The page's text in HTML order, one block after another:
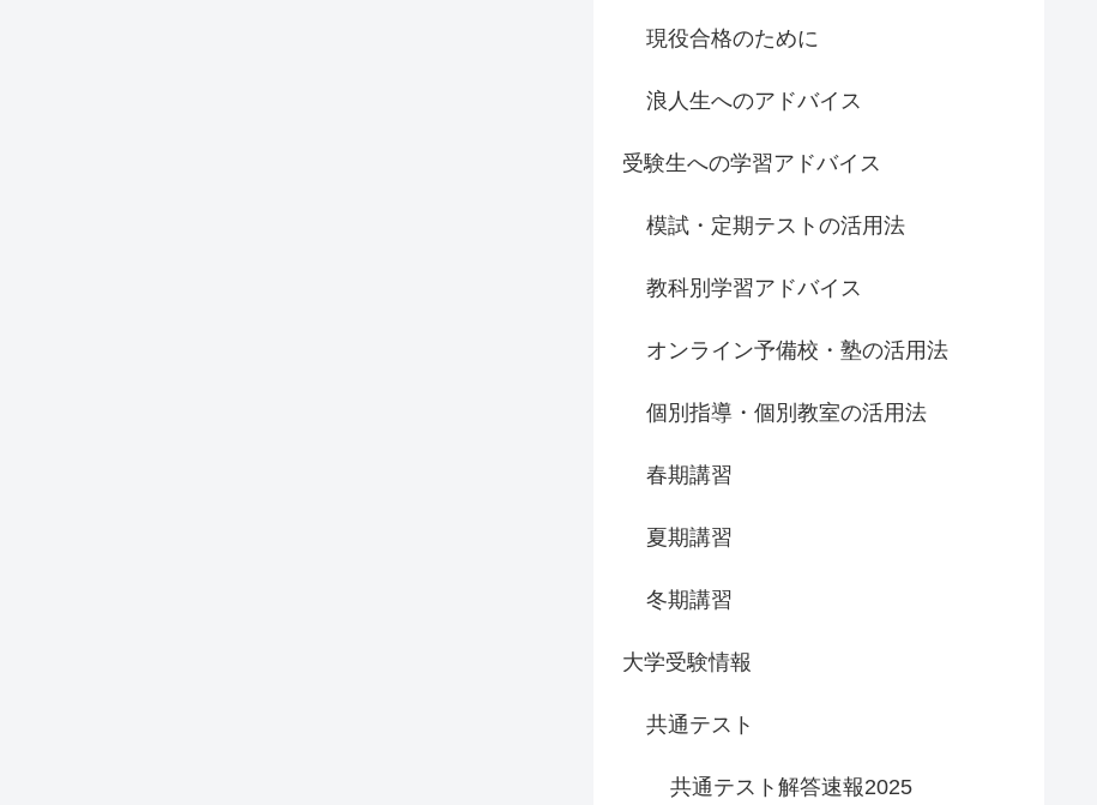
現役合格のために
浪人生へのアドバイス
受験生への学習アドバイス
模試・定期テストの活用法
教科別学習アドバイス
オンライン予備校・塾の活用法
個別指導・個別教室の活用法
春期講習
夏期講習
冬期講習
大学受験情報
共通テスト
共通テスト解答速報2025